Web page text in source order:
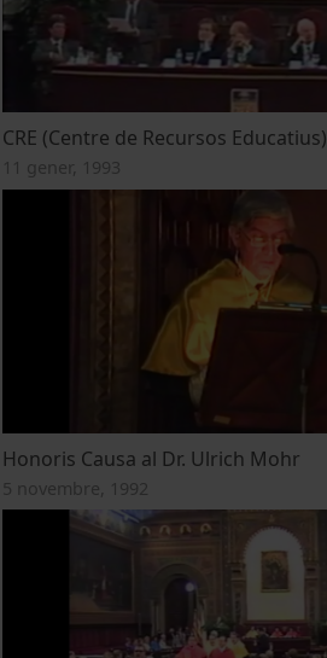
CRE (Centre de Recursos Educatius)
11 gener, 1993
Honoris Causa al Dr. Ulrich Mohr
5 novembre, 1992